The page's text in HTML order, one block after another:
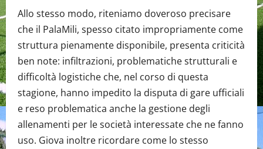
Allo stesso modo, riteniamo doveroso precisare
che il PalaMili, spesso citato impropriamente come
struttura pienamente disponibile, presenta criticità
ben note: infiltrazioni, problematiche strutturali e
difficoltà logistiche che, nel corso di questa
stagione, hanno impedito la disputa di gare ufficiali
e reso problematica anche la gestione degli
allenamenti per le società interessate che ne fanno
uso. Giova inoltre ricordare come lo stesso